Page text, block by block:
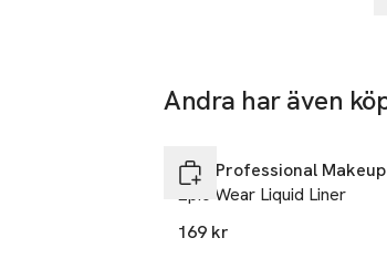
Andra har även
NYX Professional Makeup
Epic Wear Liquid Liner
169 kr